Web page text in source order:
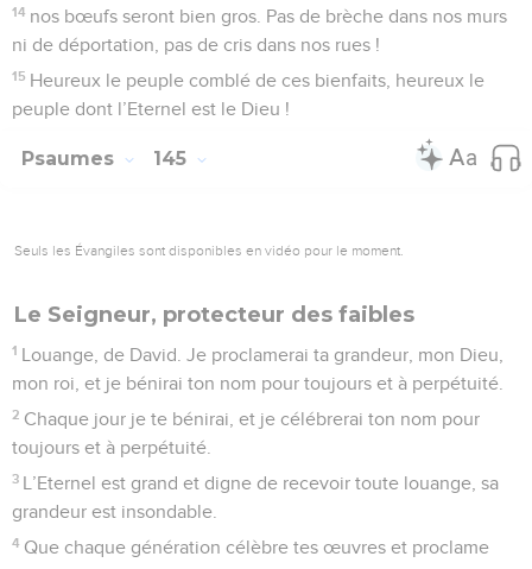
14 nos bœufs seront bien gros. Pas de brèche dans nos murs
ni de déportation, pas de cris dans nos rues !
15 Heureux le peuple comblé de ces bienfaits, heureux le
peuple dont l’Eternel est le Dieu !
Psaumes 145
Seuls les Évangiles sont disponibles en vidéo pour le moment.
Le Seigneur, protecteur des faibles
1 Louange, de David. Je proclamerai ta grandeur, mon Dieu,
mon roi, et je bénirai ton nom pour toujours et à perpétuité.
2 Chaque jour je te bénirai, et je célébrerai ton nom pour
toujours et à perpétuité.
3 L’Eternel est grand et digne de recevoir toute louange, sa
grandeur est insondable.
4 Que chaque génération célèbre tes œuvres et proclame